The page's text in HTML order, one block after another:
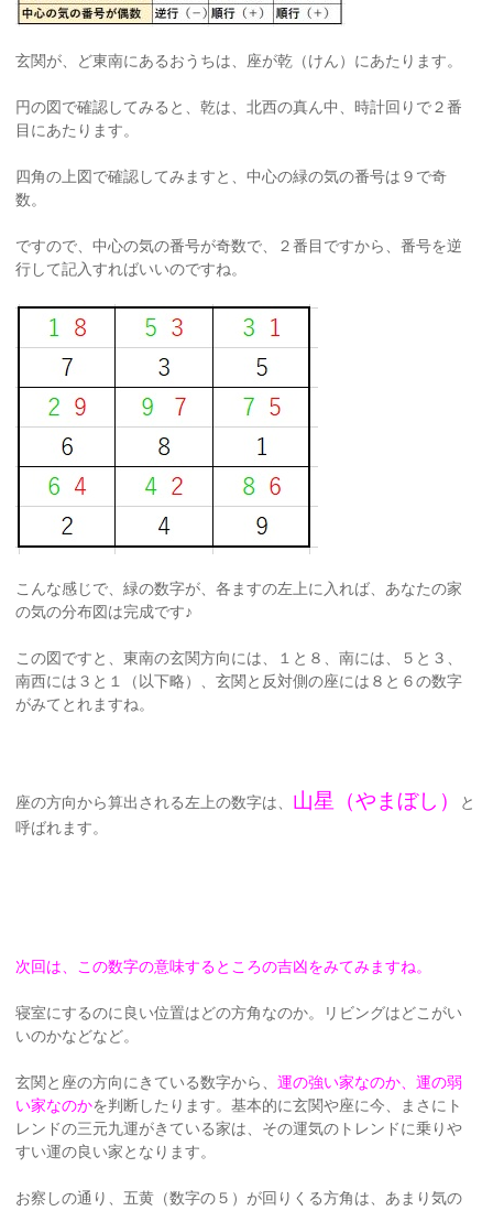
玄関が、ど東南にあるおうちは、座が乾（けん）にあたります。
円の図で確認してみると、乾は、北西の真ん中、時計回りで２番
目にあたります。
四角の上図で確認してみますと、中心の緑の気の番号は９で奇
数。
ですので、中心の気の番号が奇数で、２番目ですから、番号を逆
行して記入すればいいのですね。
こんな感じで、緑の数字が、各ますの左上に入れば、あなたの家
の気の分布図は完成です♪
この図ですと、東南の玄関方向には、１と８、南には、５と３、
南西には３と１（以下略）、玄関と反対側の座には８と６の数字
がみてとれますね。
座の方向から算出される左上の数字は、 山星（やまぼし）
と
呼ばれます。
次回は、この数字の意味するところの吉凶をみてみますね。
寝室にするのに良い位置はどの方角なのか。リビングはどこがい
いのかなどなど。
玄関と座の方向にきている数字から、運の強い家なのか、運の弱
い家なのかを判断したります。基本的に玄関や座に今、まさにト
レンドの三元九運がきている家は、その運気のトレンドに乗りや
すい運の良い家となります。
お察しの通り、五黄（数字の５）が回りくる方角は、あまり気の